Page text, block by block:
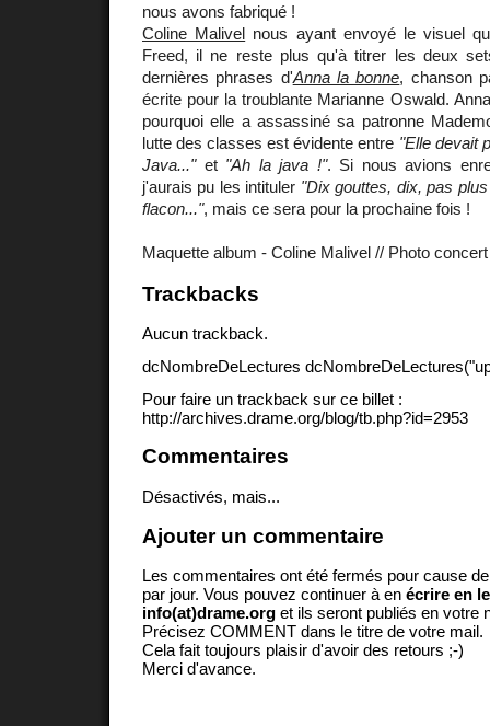
nous avons fabriqué !
Coline Malivel nous ayant envoyé le visuel
Freed, il ne reste plus qu'à titrer les deux
dernières phrases d'Anna la bonne, chanson
écrite pour la troublante Marianne Oswald.
pourquoi elle a assassiné sa patronne
lutte des classes est évidente entre "Elle devait
Java..."et "Ah la java !". Si nous avions
j'aurais pu les intituler "Dix gouttes, dix, pas
flacon...", mais ce sera pour la prochaine fois !
Maquette album - Coline Malivel // Photo
Trackbacks
Aucun trackback.
dcNombreDeLectures
Pour faire un trackback sur ce billet :
http://archives.drame.org/blog/tb.php?id=2953
Commentaires
Désactivés, mais...
Ajouter un commentaire
Les commentaires ont été fermés pour cause
par jour. Vous pouvez continuer à en écrire en
info(at)drame.org et ils seront publiés en votre
Précisez COMMENT dans le titre de votre mail.
Cela fait toujours plaisir d'avoir des retours ;-)
Merci d'avance.